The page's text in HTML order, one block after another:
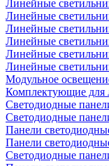
Линейные
Линейные
Линейные
Линейные
Линейные
Линейные
Модульное
Комплектующие для
Светодиодные
Светодиодные
Панели
Панели
Светодиодные